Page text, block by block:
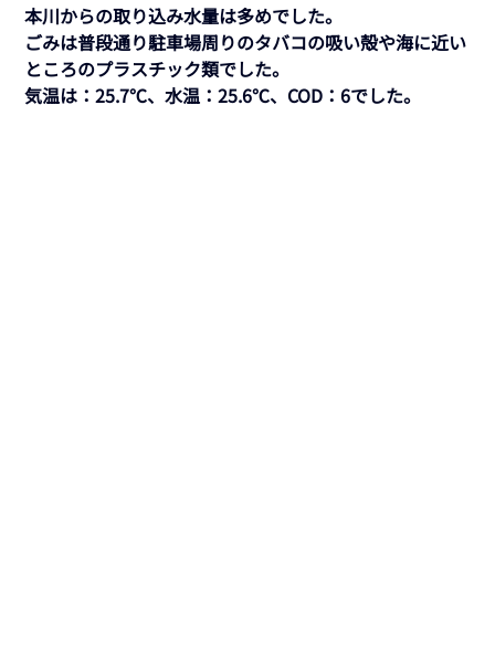
本川からの取り込み水量は多めでした。
ごみは普段通り駐車場周りのタバコの吸い殻や海に近い
ところのプラスチック類でした。
気温は：25.7℃、水温：25.6℃、COD：6でした。